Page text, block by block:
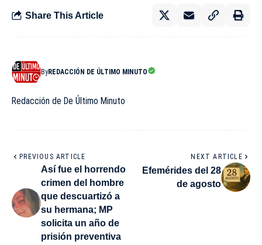
Share This Article
ByREDACCIÓN DE ÚLTIMO MINUTO
Redacción de De Último Minuto
PREVIOUS ARTICLE
Así fue el horrendo
crimen del hombre
que descuartizó a
su hermana; MP
solicita un año de
prisión preventiva
NEXT ARTICLE
Efemérides del 28
de agosto